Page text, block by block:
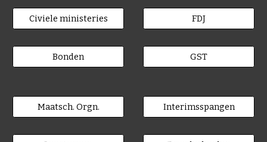
Civiele ministeries
Bonden
FDJ
GST
Maatsch. Orgn. Interimsspangen